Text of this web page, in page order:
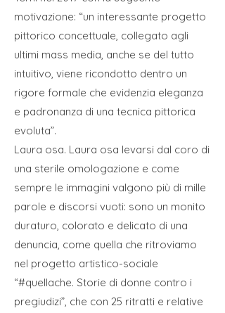
motivazione: “un interessante progetto
pittorico concettuale, collegato agli
ultimi mass media, anche se del tutto
intuitivo, viene ricondotto dentro un
rigore formale che evidenzia eleganza
e padronanza di una tecnica pittorica
evoluta”.
Laura osa. Laura osa levarsi dal coro di
una sterile omologazione e come
sempre le immagini valgono più di mille
parole e discorsi vuoti: sono un monito
duraturo, colorato e delicato di una
denuncia, come quella che ritroviamo
nel progetto artistico-sociale
“#quellache. Storie di donne contro i
pregiudizi”, che con 25 ritratti e relative